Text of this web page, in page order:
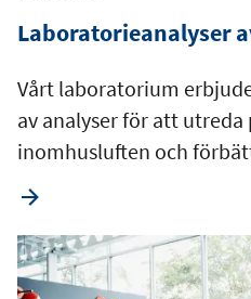
Laboratorieanalyser
Vårt laboratorium
av analyser för att
inomhusluften och